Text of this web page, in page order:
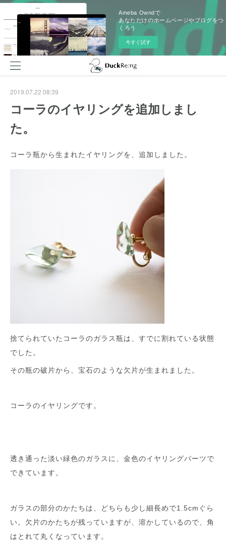
Ameba Owndで
あなただけのホームページやブログをつ
くろう
今すぐ試す
2019.07.22 08:39
コーラのイヤリングを追加しまし
た。
コーラ瓶から生まれたイヤリングを、追加しました。
捨てられていたコーラのガラス瓶は、すでに割れている状態
でした。
その瓶の破片から、宝石のような欠片が生まれました。
コーラのイヤリングです。
透き通った淡い緑色のガラスに、金色のイヤリングパーツで
できています。
ガラスの部分のかたちは、どちらも少し細長めで1.5cmぐら
い。欠片のかたちが残っていますが、溶かしているので、角
はとれて丸くなっています。